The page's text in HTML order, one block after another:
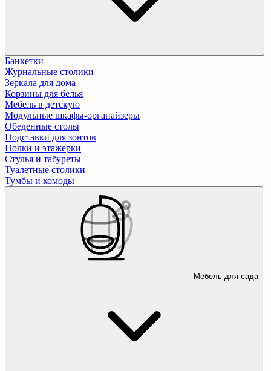
Банкетки
Журнальные столики
Зеркала для дома
Корзины для белья
Мебель в детскую
Модульные шкафы-органайзеры
Обеденные столы
Подставки для зонтов
Полки и этажерки
Стулья и табуреты
Туалетные столики
Тумбы и комоды
Мебель для сада